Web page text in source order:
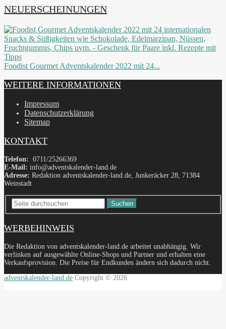
NEUERSCHEINUNGEN
Foodist Gourmet Adventskalender 2022 mit 24...
WEITERE INFORMATIONEN
Impressum
Datenschutzerklärung
Sitemap
KONTAKT
Telefon: 0711/25266369
E-Mail: info@adventskalender-land.de
Adresse: Redaktion adventskalender-land.de, Junkeräcker 28, 71384
Weinstadt
Suchen
WERBEHINWEIS
Die Redaktion von adventskalender-land.de arbeitet unabhängig. Wir
verlinken auf ausgewählte Online-Shops und Partner und erhalten eine
Verkaufsprovision. Die Preise für Endkunden ändern sich dadurch nicht.
adventskalender-land.de Copyright © 2026.